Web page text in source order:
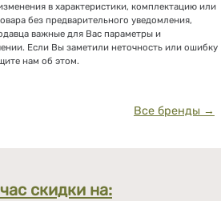
в характеристики, комплектацию или
без предварительного уведомления,
важные для Вас параметры и
Если Вы заметили неточность или ошибку
нам об этом.
Все бренды →
скидки на: